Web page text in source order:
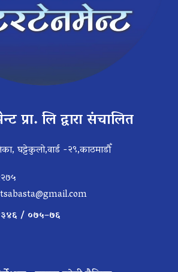
प्रा. लि द्वारा संचालित
घट्टेकुलो,वार्ड -२९,काठमाडौँ
/ ०७५–७६